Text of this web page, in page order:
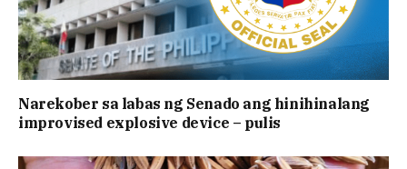
Narekober sa labas ng Senado ang hinihinalang
improvised explosive device – pulis